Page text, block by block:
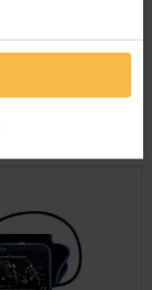
de jeleuri, fara
pentru a…